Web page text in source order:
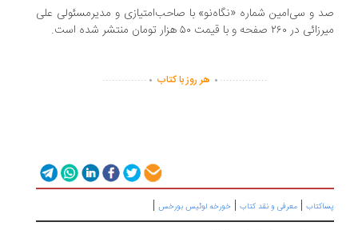
صد و سی‌امین شماره «نگاه‌نو» با صاحب‌امتیازی و مدیرمسئولی علی
میرزائی در ۲۶۰ صفحه و با قیمت ۵۰ هزار تومان منتشر شده است.
...............
. هر روز با کتاب .
..............
پساکتاب | معرفی و نقد کتاب | خورخه لوئیس بورخس |